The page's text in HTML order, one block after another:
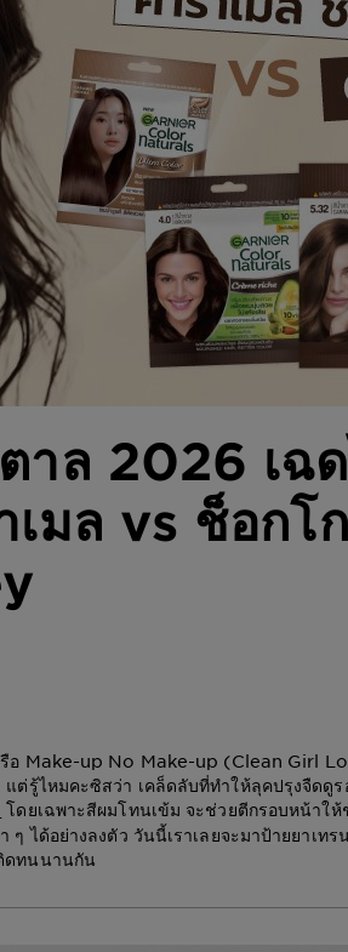
าล 2026 เฉ
เมล vs ช็อกโ
อ Make-up No Make-up (Clean Girl
ต่รู้ไหมคะซิสว่า เคล็ดลับที่ทำให้ลุคปรุงจืดดู
โดยเฉพาะสีผมโทนเข้ม จะช่วยตีกรอบหน้าใ
ๆ ได้อย่างลงตัว วันนี้เราเลยจะมาป้ายยาเ
ดทนนานกัน